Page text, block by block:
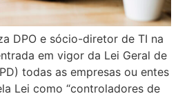
DPO e sócio-diretor de TI na
em vigor da Lei Geral de
todas as empresas ou entes
Lei como “controladores de